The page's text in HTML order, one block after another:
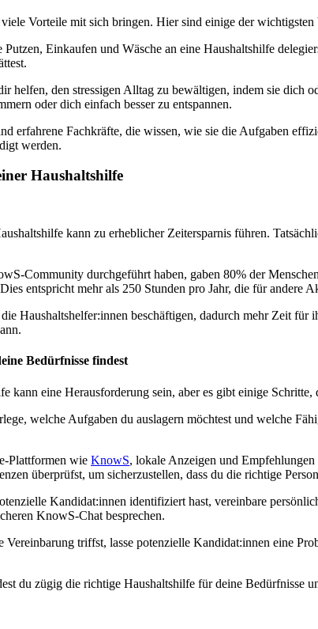
Vorteile mit sich bringen. Hier sind einige der wichtigsten
Einkaufen und Wäsche an eine Haushaltshilfe
helfen, den stressigen Alltag zu bewältigen, indem sie dich
oder dich einfach besser zu entspannen.
erfahrene Fachkräfte, die wissen, wie sie die Aufgaben
werden.
Haushaltshilfe
kann zu erheblicher Zeitersparnis führen.
Community durchgeführt haben, gaben 80% der
entspricht mehr als 250 Stunden pro Jahr, die für andere
Haushaltshelfer:innen beschäftigen, dadurch mehr Zeit
Bedürfnisse findest
kann eine Herausforderung sein, aber es gibt einige
welche Aufgaben du auslagern möchtest und welche
Plattformen wie KnowS, lokale Anzeigen und
überprüfst, um sicherzustellen, dass du die richtige
Kandidat:innen identifiziert hast, vereinbare
KnowS-Chat besprechen.
triffst, lasse potenzielle Kandidat:innen eine
du zügig die richtige Haushaltshilfe für deine Bedürfnisse